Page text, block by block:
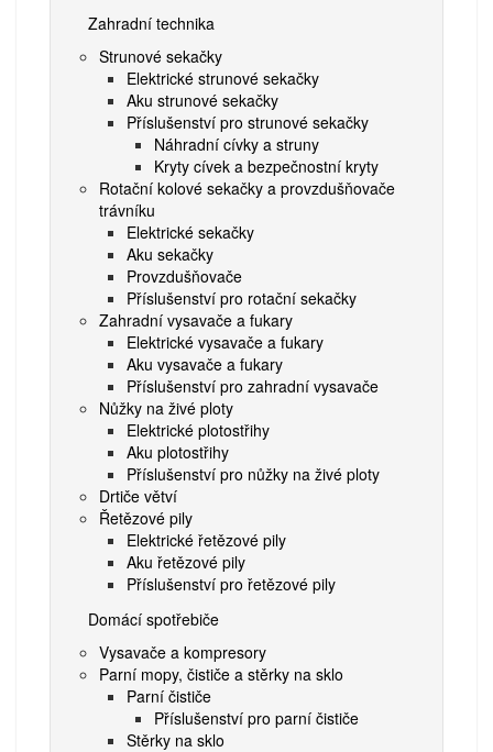
Zahradní technika
Strunové sekačky
Elektrické strunové sekačky
Aku strunové sekačky
Příslušenství pro strunové sekačky
Náhradní cívky a struny
Kryty cívek a bezpečnostní kryty
Rotační kolové sekačky a provzdušňovače
trávníku
Elektrické sekačky
Aku sekačky
Provzdušňovače
Příslušenství pro rotační sekačky
Zahradní vysavače a fukary
Elektrické vysavače a fukary
Aku vysavače a fukary
Příslušenství pro zahradní vysavače
Nůžky na živé ploty
Elektrické plotostřihy
Aku plotostřihy
Příslušenství pro nůžky na živé ploty
Drtiče větví
Řetězové pily
Elektrické řetězové pily
Aku řetězové pily
Příslušenství pro řetězové pily
Domácí spotřebiče
Vysavače a kompresory
Parní mopy, čističe a stěrky na sklo
Parní čističe
Příslušenství pro parní čističe
Stěrky na sklo